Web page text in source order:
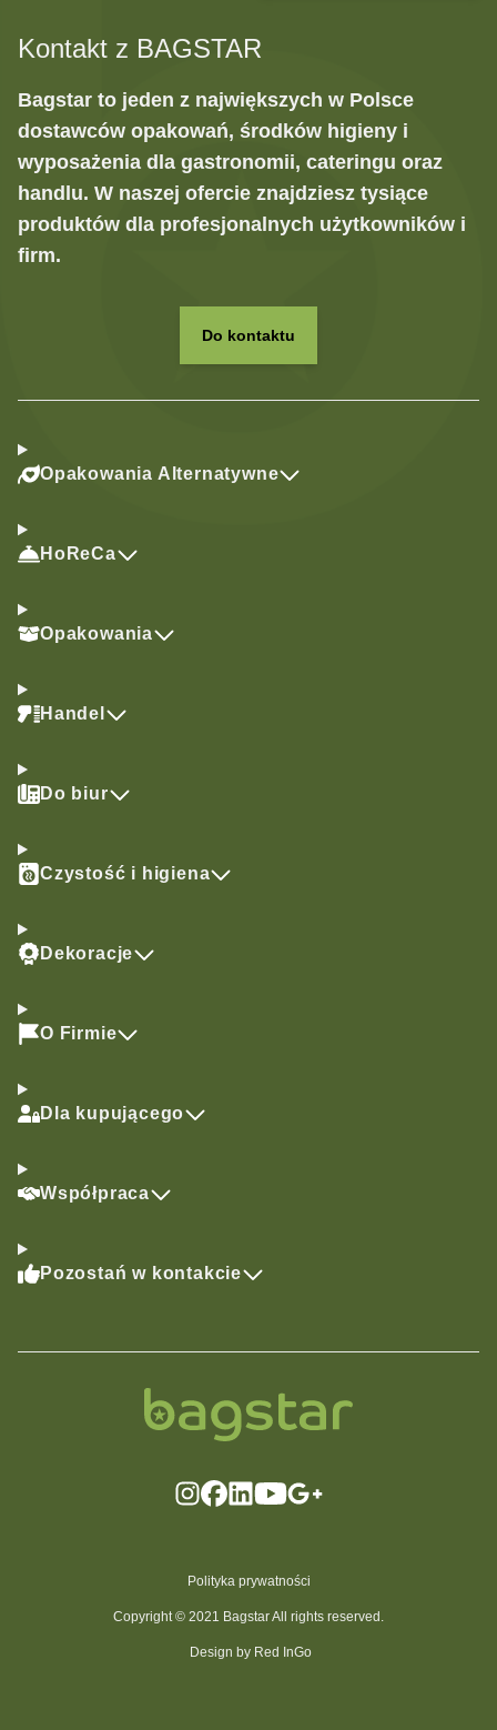
Kontakt z BAGSTAR
Bagstar to jeden z największych w Polsce
dostawców opakowań, środków higieny i
wyposażenia dla gastronomii, cateringu oraz
handlu. W naszej ofercie znajdziesz tysiące
produktów dla profesjonalnych użytkowników i
firm.
Do kontaktu
Opakowania Alternatywne
HoReCa
Opakowania
Handel
Do biur
Czystość i higiena
Dekoracje
O Firmie
Dla kupującego
Współpraca
Pozostań w kontakcie
Polityka prywatności
Copyright © 2021 Bagstar All rights reserved.
Design by Red InGo